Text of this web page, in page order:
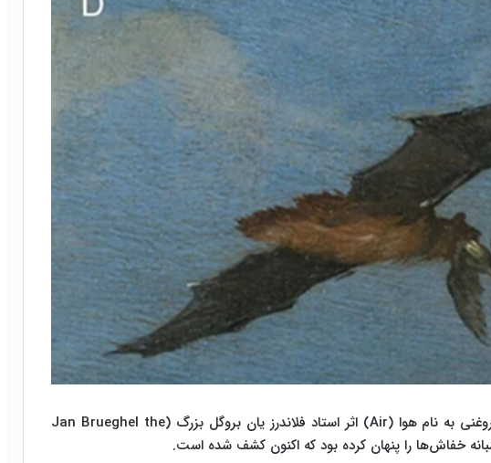
بیش از ۴۰۰ سال است که یک نقاشی روغنی به نام هوا (Air) اثر استاد فلاندرز یان بروگل بزرگ (Jan Brueghel the